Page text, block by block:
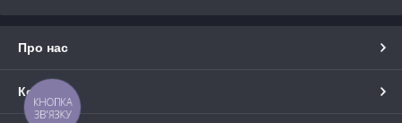
Про нас
Контакти
КНОПКА
ЗВ'ЯЗКУ